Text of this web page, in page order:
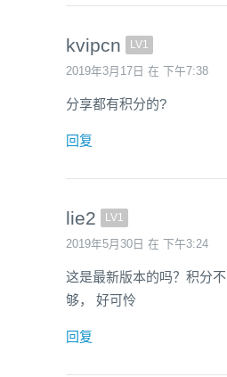
kvipcn LV1
2019年3月17日 在 下午7:38
分享都有积分的?
回复
lie2 LV1
2019年5月30日 在 下午3:24
这是最新版本的吗？积分不
够， 好可怜
回复